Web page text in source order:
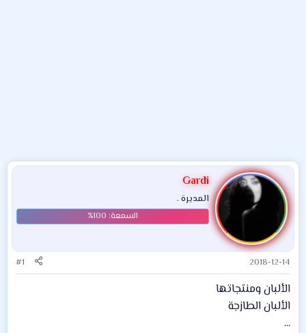
Gardi
المديرة .
2018-12-14
#1
الألبان ومنتجاتها
الألبان الطازجة
...